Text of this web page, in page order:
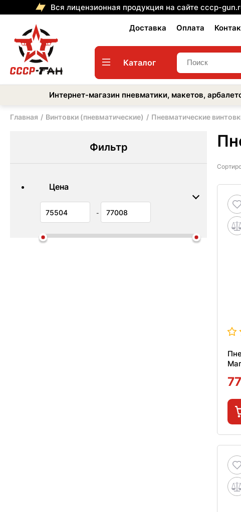
Вся лицензионная продукция на сайте cccp-
Доставка Оплата
Каталог
Интернет-магазин пневматики, макетов,
Главная Винтовки (пневматические) Пневматические
Фильтр
Цена
-